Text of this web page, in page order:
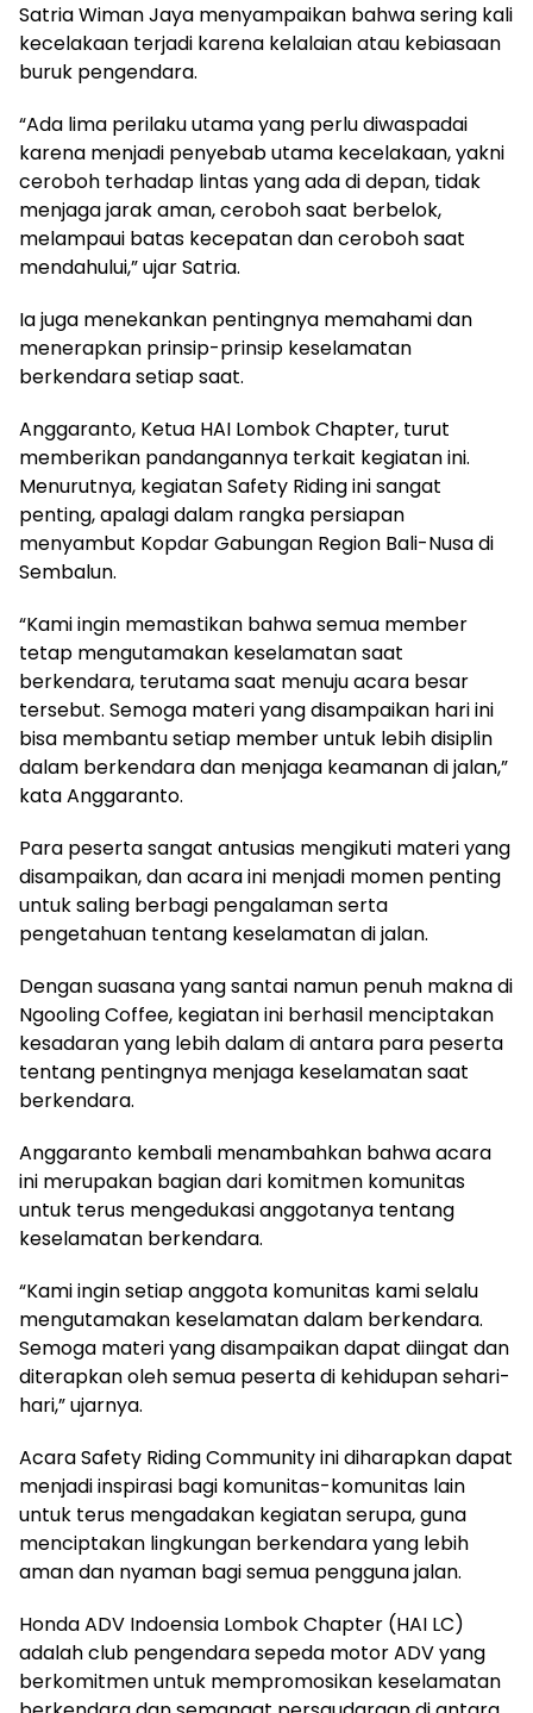
Satria Wiman Jaya menyampaikan bahwa sering kali
kecelakaan terjadi karena kelalaian atau kebiasaan
buruk pengendara.
“Ada lima perilaku utama yang perlu diwaspadai
karena menjadi penyebab utama kecelakaan, yakni
ceroboh terhadap lintas yang ada di depan, tidak
menjaga jarak aman, ceroboh saat berbelok,
melampaui batas kecepatan dan ceroboh saat
mendahului,” ujar Satria.
Ia juga menekankan pentingnya memahami dan
menerapkan prinsip-prinsip keselamatan
berkendara setiap saat.
Anggaranto, Ketua HAI Lombok Chapter, turut
memberikan pandangannya terkait kegiatan ini.
Menurutnya, kegiatan Safety Riding ini sangat
penting, apalagi dalam rangka persiapan
menyambut Kopdar Gabungan Region Bali-Nusa di
Sembalun.
“Kami ingin memastikan bahwa semua member
tetap mengutamakan keselamatan saat
berkendara, terutama saat menuju acara besar
tersebut. Semoga materi yang disampaikan hari ini
bisa membantu setiap member untuk lebih disiplin
dalam berkendara dan menjaga keamanan di jalan,”
kata Anggaranto.
Para peserta sangat antusias mengikuti materi yang
disampaikan, dan acara ini menjadi momen penting
untuk saling berbagi pengalaman serta
pengetahuan tentang keselamatan di jalan.
Dengan suasana yang santai namun penuh makna di
Ngooling Coffee, kegiatan ini berhasil menciptakan
kesadaran yang lebih dalam di antara para peserta
tentang pentingnya menjaga keselamatan saat
berkendara.
Anggaranto kembali menambahkan bahwa acara
ini merupakan bagian dari komitmen komunitas
untuk terus mengedukasi anggotanya tentang
keselamatan berkendara.
“Kami ingin setiap anggota komunitas kami selalu
mengutamakan keselamatan dalam berkendara.
Semoga materi yang disampaikan dapat diingat dan
diterapkan oleh semua peserta di kehidupan sehari-
hari,” ujarnya.
Acara Safety Riding Community ini diharapkan dapat
menjadi inspirasi bagi komunitas-komunitas lain
untuk terus mengadakan kegiatan serupa, guna
menciptakan lingkungan berkendara yang lebih
aman dan nyaman bagi semua pengguna jalan.
Honda ADV Indoensia Lombok Chapter (HAI LC)
adalah club pengendara sepeda motor ADV yang
berkomitmen untuk mempromosikan keselamatan